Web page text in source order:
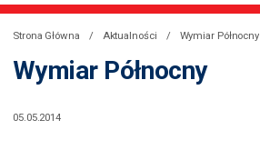
Strona Główna Aktualności Wymiar Północny
Wymiar Północny
05.05.2014